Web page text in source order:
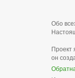
Обо
Проект
он